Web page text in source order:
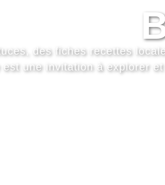
des fiches recettes
est une invitation à explorer